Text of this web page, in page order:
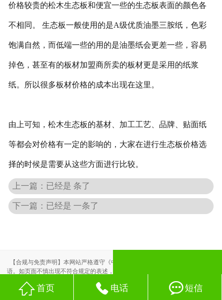
价格较贵的松木生态板和便宜一些的生态板表面的颜色各
不相同。 生态板一般使用的是A级优质油墨三胺纸，色彩
饱满自然，而低端一些的用的是油墨纸会更差一些，容易
掉色，甚至有的板材加盟商所卖的板材更是采用的纸浆
纸。所以很多板材价格的成本出现在这里。
由上可知，松木生态板的基材、加工工艺、品牌、贴面纸
等都会对价格有一定的影响的，大家在进行生态板价格选
择的时候是需要从这些方面进行比较。
上一篇：已经是 条了
下一篇：已经是 一条了
首页  电话 短信
【合规与免责声明】本网站严格遵守《中华人民共和国广告法》，尽力规范用
语。如页面不慎出现不符合规定的表述，敬请联系我们，将立即更正；相关内容
本站部分素材来自网络，如有侵权，请联系删除。